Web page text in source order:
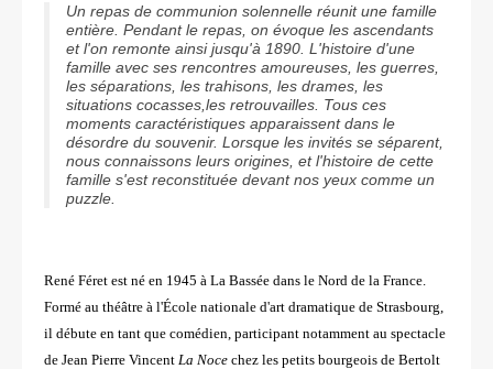
Un repas de communion solennelle réunit une famille
entière. Pendant le repas, on évoque les ascendants
et l'on remonte ainsi jusqu'à 1890. L'histoire d'une
famille avec ses rencontres amoureuses, les guerres,
les séparations, les trahisons, les drames, les
situations cocasses,les retrouvailles. Tous ces
moments caractéristiques apparaissent dans le
désordre du souvenir. Lorsque les invités se séparent,
nous connaissons leurs origines, et l'histoire de cette
famille s'est reconstituée devant nos yeux comme un
puzzle.
René Féret est né en 1945 à La Bassée dans le Nord de la France.
Formé au théâtre à l'École nationale d'art dramatique de Strasbourg,
il débute en tant que comédien, participant notamment au spectacle
de Jean Pierre Vincent La Noce chez les petits bourgeois de Bertolt